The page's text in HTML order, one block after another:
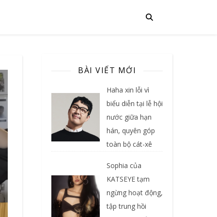
BÀI VIẾT MỚI
Haha xin lỗi vì
biểu diễn tại lễ hội
nước giữa hạn
hán, quyên góp
toàn bộ cát-xê
Sophia của
KATSEYE tạm
ngừng hoạt động,
tập trung hồi